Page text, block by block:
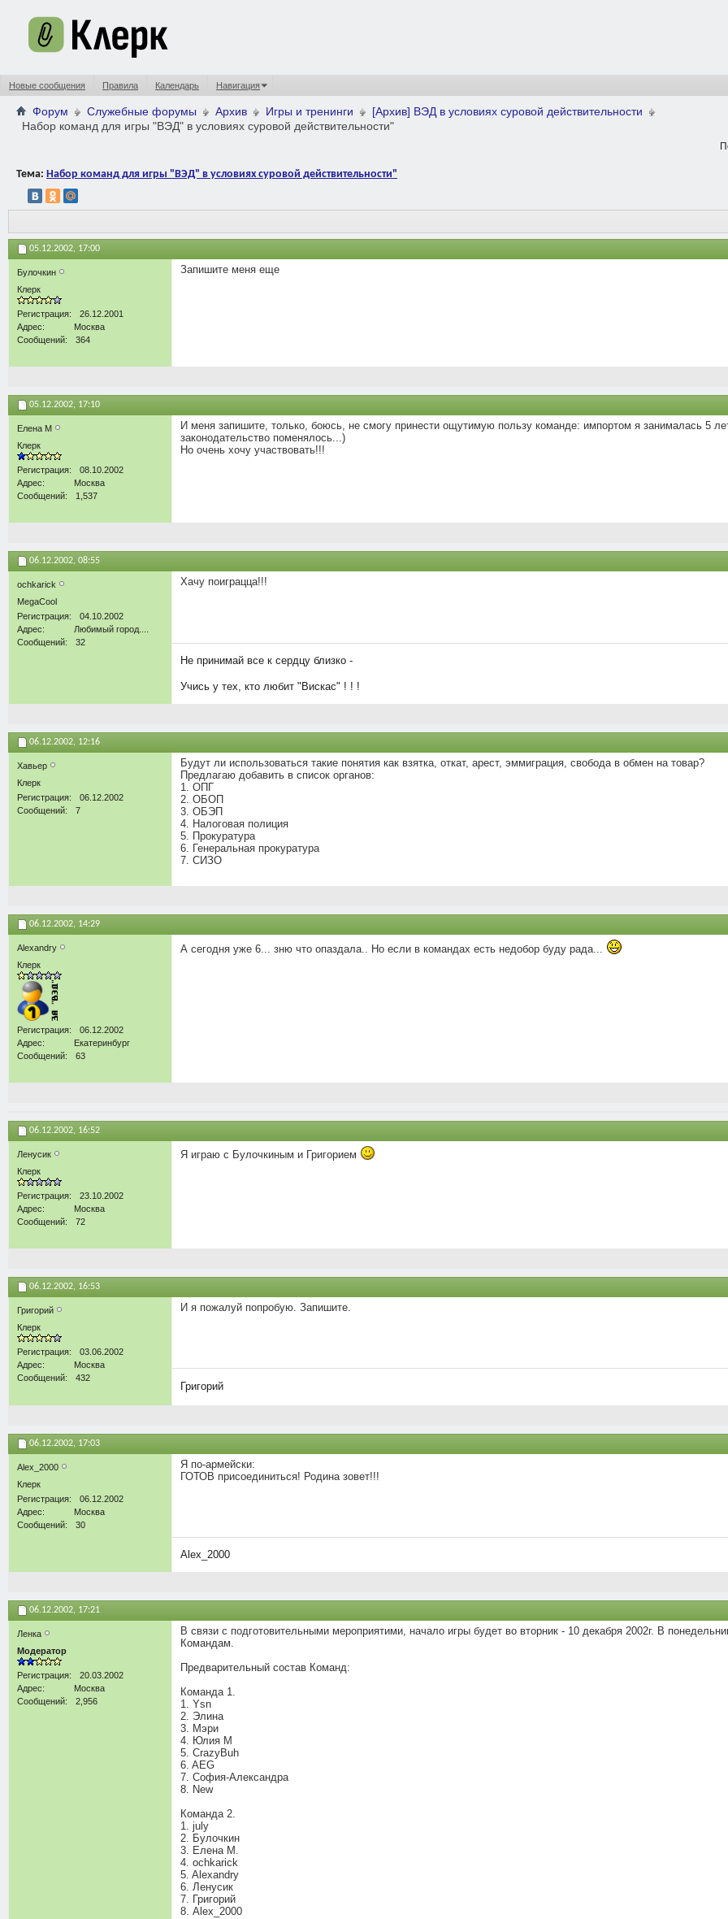
Новые сообщения Правила Календарь Навигация
Форум Служебные форумы Архив Игры и тренинги
[Архив] ВЭД в условиях суровой действительности
Набор команд для игры "ВЭД" в условиях суровой действительности"
Тема: Набор команд для игры "ВЭД" в условиях суровой действительности"
05.12.2002, 17:00
Булочкин
Клерк
Регистрация
26.12.2001
Адрес
Москва
Сообщений
364
Запишите меня еще
05.12.2002, 17:10
Елена М
Клерк
Регистрация
08.10.2002
Адрес
Москва
Сообщений
1,537
И меня запишите, только, боюсь, не смогу принести ощутимую пользу команде: импортом я занималась 5
законодательство поменялось...)
Но очень хочу участвовать!!!
06.12.2002, 08:55
ochkarick
MegaCool
Регистрация
04.10.2002
Адрес
Любимый город....
Сообщений
32
Хачу поиграцца!!!
Не принимай все к сердцу близко -
Учись у тех, кто любит "Вискас" ! ! !
06.12.2002, 12:16
Хавьер
Клерк
Регистрация
06.12.2002
Сообщений
7
Будут ли использоваться такие понятия как взятка, откат, арест, эммиграция, свобода в обмен на товар?
Предлагаю добавить в список органов:
1. ОПГ
2. ОБОП
3. ОБЭП
4. Налоговая полиция
5. Прокуратура
6. Генеральная прокуратура
7. СИЗО
06.12.2002, 14:29
Alexandry
Клерк
Регистрация
06.12.2002
Адрес
Екатеринбург
Сообщений
63
А сегодня уже 6... зню что опаздала.. Но если в командах есть недобор буду рада...
06.12.2002, 16:52
Ленусик
Клерк
Регистрация
23.10.2002
Адрес
Москва
Сообщений
72
Я играю с Булочкиным и Григорием
06.12.2002, 16:53
Григорий
Клерк
Регистрация
03.06.2002
Адрес
Москва
Сообщений
432
И я пожалуй попробую. Запишите.
Григорий
06.12.2002, 17:03
Alex_2000
Клерк
Регистрация
06.12.2002
Адрес
Москва
Сообщений
30
Я по-армейски:
ГОТОВ присоединиться! Родина зовет!!!
Alex_2000
06.12.2002, 17:21
Ленка
Модератор
Регистрация
20.03.2002
Адрес
Москва
Сообщений
2,956
В связи с подготовительными мероприятими, начало игры будет во вторник - 10 декабря 2002г. В
Командам.
Предварительный состав Команд:
Команда 1.
1. Ysn
2. Элина
3. Мэри
4. Юлия М
5. CrazyBuh
6. AEG
7. София-Александра
8. New
Команда 2.
1. july
2. Булочкин
3. Елена М.
4. ochkarick
5. Alexandry
6. Ленусик
7. Григорий
8. Alex_2000